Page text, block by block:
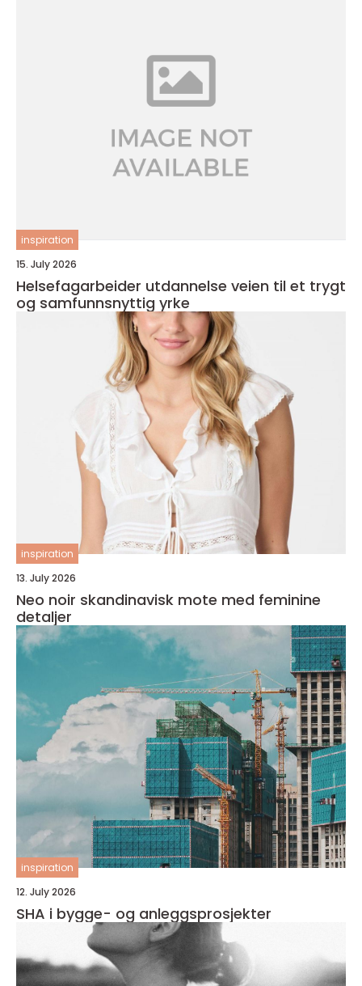
inspiration
15. July 2026
Helsefagarbeider utdannelse veien til et trygt
og samfunnsnyttig yrke
inspiration
13. July 2026
Neo noir skandinavisk mote med feminine
detaljer
inspiration
12. July 2026
SHA i bygge- og anleggsprosjekter